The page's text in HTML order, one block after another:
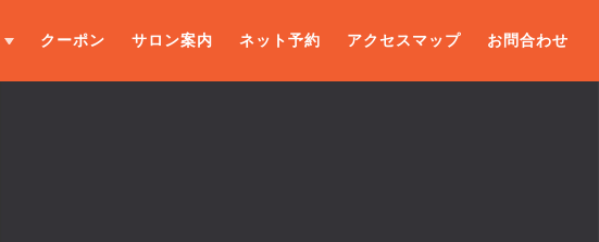
クーポン サロン案内 ネット予約 アクセスマップ お問合わせ